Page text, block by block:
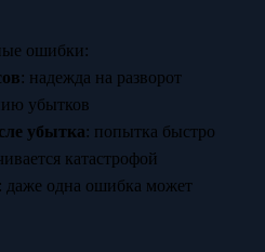
ошибки:
: надежда на разворот
убытков
убытка: попытка быстро
катастрофой
даже одна ошибка может